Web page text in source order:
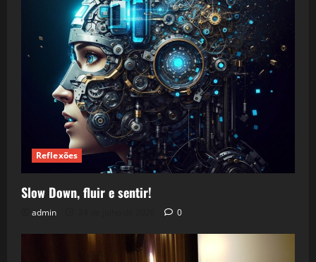
Reflexões
Slow Down, fluir e sentir!
admin 0